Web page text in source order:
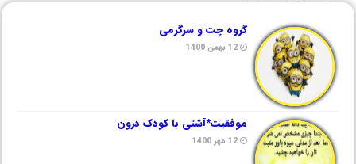
گروه چت و سرگرمی
12 بهمن 1400
موفقیت*آشتی با کودک درون
12 مهر 1400